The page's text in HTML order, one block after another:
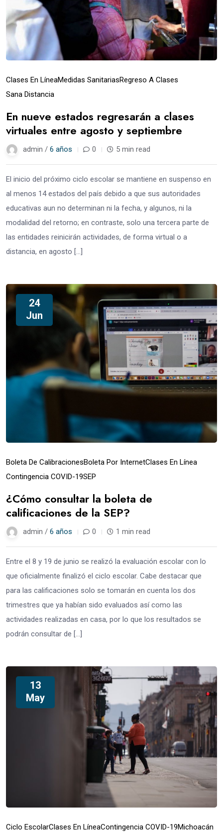
Clases En LíneaMedidas SanitariasRegreso A Clases
Sana Distancia
En nueve estados regresarán a clases
virtuales entre agosto y septiembre
admin / 6 años 0 5 min read
El inicio del próximo ciclo escolar se mantiene en suspenso en
al menos 14 estados del país debido a que sus autoridades
educativas aun no determinan ni la fecha, y algunos, ni la
modalidad del retorno; en contraste, solo una tercera parte de
las entidades reinicirán actividades, de forma virtual o a
distancia, en agosto […]
24
Jun
Boleta De CalibracionesBoleta Por InternetClases En Línea
Contingencia COVID-19SEP
¿Cómo consultar la boleta de
calificaciones de la SEP?
admin / 6 años 0 1 min read
Entre el 8 y 19 de junio se realizó la evaluación escolar con lo
que oficialmente finalizó el ciclo escolar. Cabe destacar que
para las calificaciones solo se tomarán en cuenta los dos
trimestres que ya habían sido evaluados así como las
actividades realizadas en casa, por lo que los resultados se
podrán consultar de […]
13
May
Ciclo EscolarClases En LíneaContingencia COVID-19Michoacán